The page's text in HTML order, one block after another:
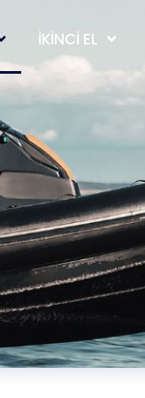
İKINCI EL